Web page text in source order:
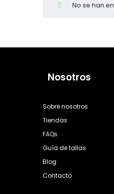
No se han
Nosotros
Sobre nosotros
Tiendas
FAQs
Guía de tallas
Blog
Contacto